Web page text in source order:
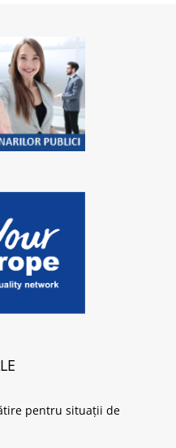
pentru situații de